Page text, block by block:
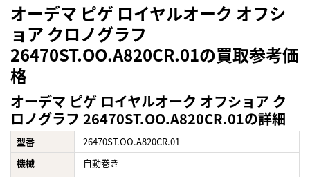
オーデマ ピゲ ロイヤルオーク オフシ
ョア クロノグラフ
26470ST.OO.A820CR.01の買取参考価
格
オーデマ ピゲ ロイヤルオーク オフショア ク
ロノグラフ 26470ST.OO.A820CR.01の詳細
型番
26470ST.OO.A820CR.01
機械
自動巻き